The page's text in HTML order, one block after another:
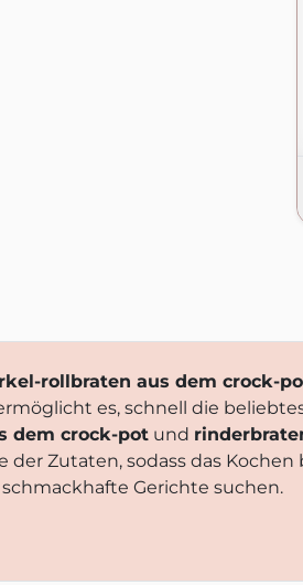
rollbraten aus dem crock-
es, schnell die
dem crock-pot und
der Zutaten, sodass das
Gerichte suchen.